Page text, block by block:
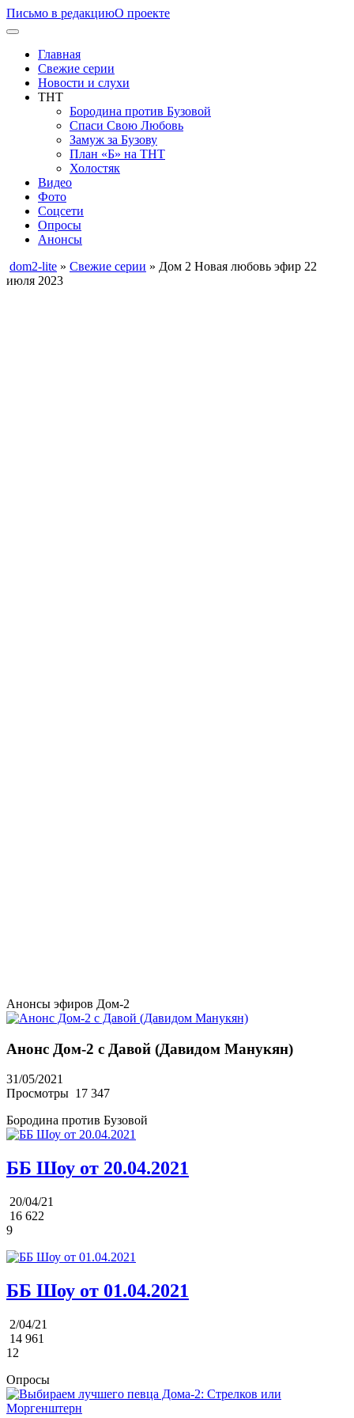
Письмо в редакциюО проекте
Главная
Свежие серии
Новости и слухи
ТНТ
Бородина против Бузовой
Спаси Свою Любовь
Замуж за Бузову
План «Б» на ТНТ
Холостяк
Видео
Фото
Соцсети
Опросы
Анонсы
dom2-lite » Свежие серии » Дом 2 Новая любовь эфир 22
июля 2023
Анонсы эфиров Дом-2
Анонс Дом-2 с Давой (Давидом Манукян)
31/05/2021
Просмотры 17 347
Бородина против Бузовой
ББ Шоу от 20.04.2021
20/04/21
16 622
9
ББ Шоу от 01.04.2021
2/04/21
14 961
12
Опросы